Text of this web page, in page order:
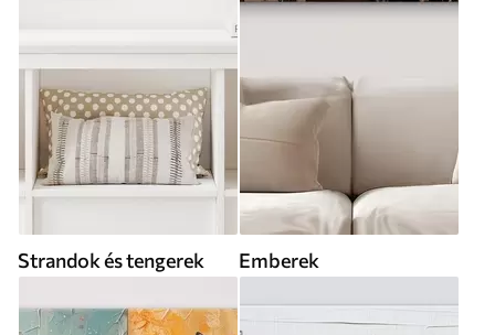
Strandok és tengerek Emberek